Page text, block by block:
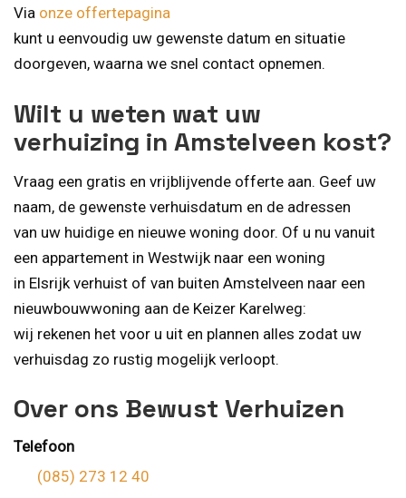
Via onze offertepagina
kunt u eenvoudig uw gewenste datum en situatie
doorgeven, waarna we snel contact opnemen.
Wilt u weten wat uw
verhuizing in Amstelveen kost?
Vraag een gratis en vrijblijvende offerte aan. Geef uw
naam, de gewenste verhuisdatum en de adressen
van uw huidige en nieuwe woning door. Of u nu vanuit
een appartement in Westwijk naar een woning
in Elsrijk verhuist of van buiten Amstelveen naar een
nieuwbouwwoning aan de Keizer Karelweg:
wij rekenen het voor u uit en plannen alles zodat uw
verhuisdag zo rustig mogelijk verloopt.
Over ons Bewust Verhuizen
Telefoon
(085) 273 12 40